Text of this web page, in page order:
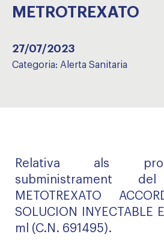
METROTREXATO
27/07/2023
Categoria: Alerta Sanitaria
Relativa als
subministrament
METOTREXATO
SOLUCION INYECTABLE
ml (C.N. 691495).